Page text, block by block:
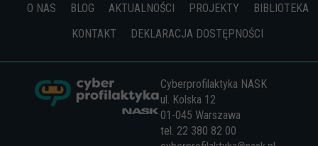
O NAS BLOG AKTUALNOŚCI PROJEKTY
BIBLIOTEKA
KONTAKT
DEKLARACJA DOSTĘPNOŚCI
Cyberprofilaktyka NASK
ul. Kolska 12
01-045 Warszawa
tel. 22 380 82 00